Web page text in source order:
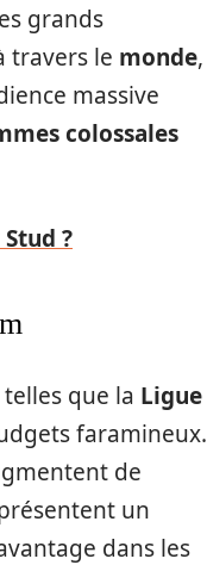
grands
travers le monde,
massive
colossales
?
que la Ligue
faramineux.
de
un
dans les